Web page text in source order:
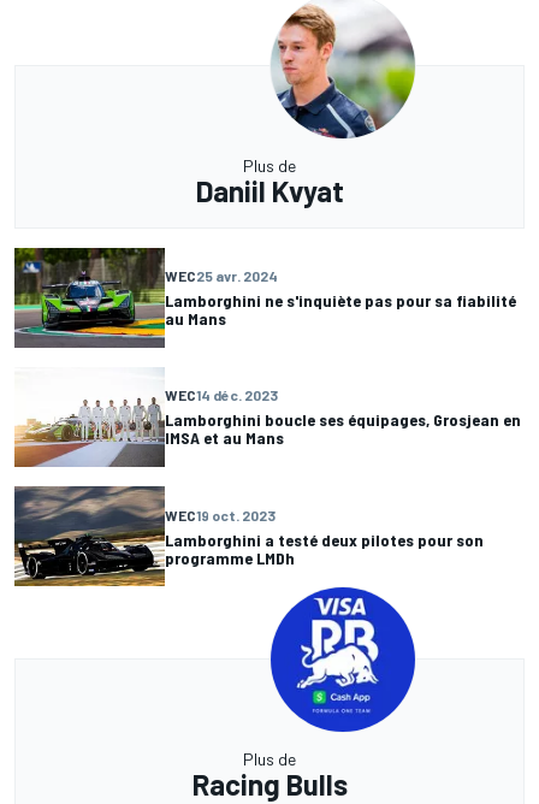
Plus de
Daniil Kvyat
WEC25 avr. 2024
Lamborghini ne s'inquiète pas pour sa fiabilité
au Mans
WEC14 déc. 2023
Lamborghini boucle ses équipages, Grosjean en
IMSA et au Mans
WEC19 oct. 2023
Lamborghini a testé deux pilotes pour son
programme LMDh
Plus de
Racing Bulls